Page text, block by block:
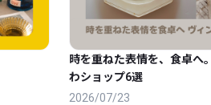
時を重ねた表情を、食卓へ
わショップ6選
2026/07/23